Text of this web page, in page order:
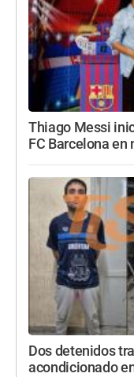
Thiago Messi
FC Barcelona
Dos detenidos
acondicionado